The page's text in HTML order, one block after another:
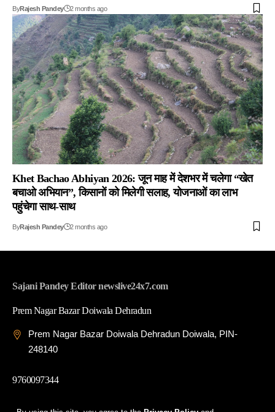
ByRajesh Pandey 2 months ago
Khet Bachao Abhiyan 2026: जून माह में देशभर में चलेगा “खेत
बचाओ अभियान”, किसानों को मिलेगी सलाह, योजनाओं का लाभ
पहुंचेगा साथ-साथ
ByRajesh Pandey 2 months ago
Sajani Pandey Editor newslive24x7.com
Prem Nagar Bazar Doiwala Dehradun
Prem Nagar Bazar Doiwala Dehradun Doiwala, PIN-
248140
9760097344